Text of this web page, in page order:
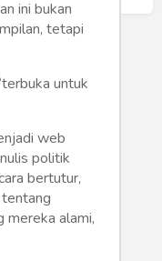
ini bukan
tetapi
untuk
web
politik
bertutur,
alami,